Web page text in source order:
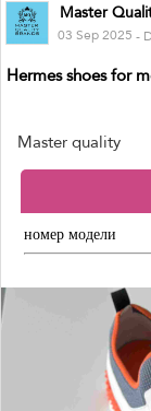
03 Sep 2025-
Hermes shoes for men
Master quality
номер модели